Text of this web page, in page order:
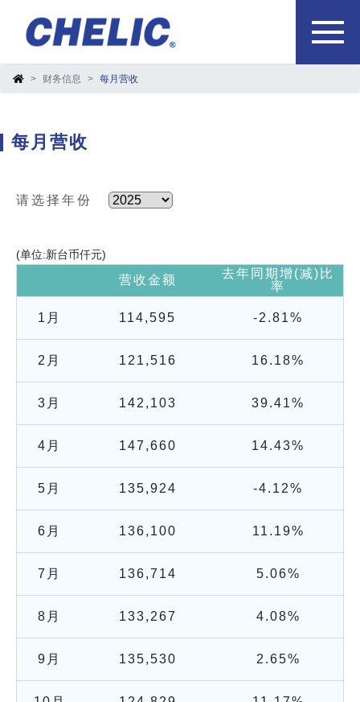
财务信息 每月营收
每月营收
请选择年份
(单位:新台币仟元)
营收金额
去年同期增(减)比
率
1月 114,595 -2.81%
2月 121,516 16.18%
3月 142,103 39.41%
4月 147,660 14.43%
5月 135,924 -4.12%
6月 136,100 11.19%
7月 136,714 5.06%
8月 133,267 4.08%
9月 135,530 2.65%